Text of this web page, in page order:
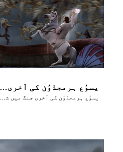
یسوُع ہرمجدّوُن کی آخری جنگ میں شیطان کو شِکَست دیتا ہے
یسوُع ہرمجدّوُن کی آخری جنگ میں شیطان کو شِکَست دیتا ہے